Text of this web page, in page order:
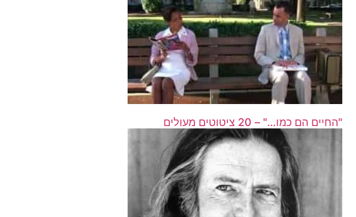
"החיים הם כמו…" – 20 ציטוטים מעולים